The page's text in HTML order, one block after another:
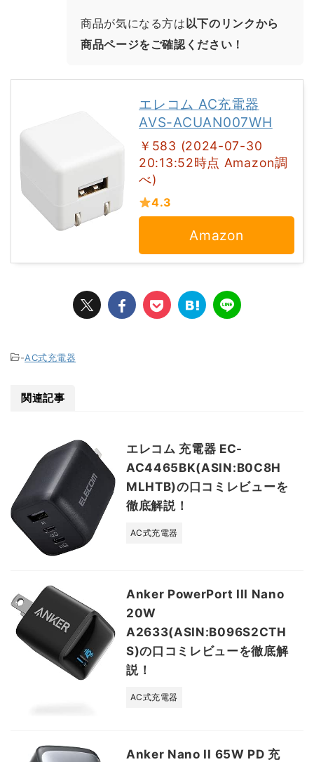
商品が気になる方は以下のリンクから
商品ページをご確認ください！
エレコム AC充電器
AVS-ACUAN007WH
￥583 (2024-07-30
20:13:52時点 Amazon調
べ)
4.3
Amazon
-AC式充電器
関連記事
エレコム 充電器 EC-
AC4465BK(ASIN:B0C8H
MLHTB)の口コミレビューを
徹底解説！
AC式充電器
Anker PowerPort III Nano
20W
A2633(ASIN:B096S2CTH
S)の口コミレビューを徹底解
説！
AC式充電器
Anker Nano II 65W PD 充